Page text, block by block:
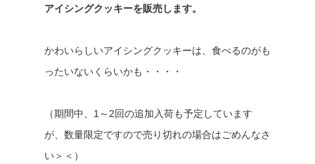
アイシングクッキーを販売します。
かわいらしいアイシングクッキーは、食べるのがも
ったいないくらいかも・・・・
（期間中、1～2回の追加入荷も予定しています
が、数量限定ですので売り切れの場合はごめんなさ
い＞＜）